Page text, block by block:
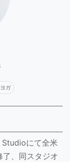
ガ
にて全米
、同スタジオ